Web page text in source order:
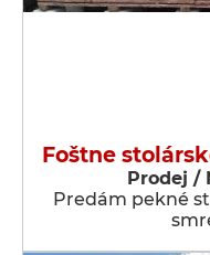
Foštne
Prodej /
Predám pekné